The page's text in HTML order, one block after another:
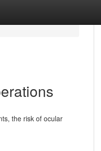
the risk of ocular